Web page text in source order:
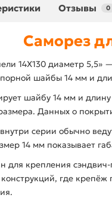
Отзывы 0
Саморез
14X130 диаметр
шайбы 14 мм и
шайбу 14 мм и
Данных о
серии обычно
14 мм показывает
для крепления
где крепёж